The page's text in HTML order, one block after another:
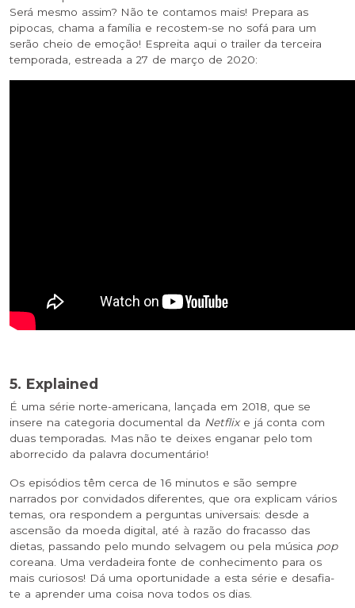
Será mesmo assim? Não te contamos mais! Prepara as
pipocas, chama a família e recostem-se no sofá para um
serão cheio de emoção! Espreita aqui o trailer da terceira
temporada, estreada a 27 de março de 2020:
5. Explained
É uma série norte-americana, lançada em 2018, que se
insere na categoria documental da Netflix e já conta com
duas temporadas.Mas não te deixes enganar pelo tom
aborrecido da palavra documentário!
Os episódios têm cerca de 16 minutos e são sempre
narrados por convidados diferentes, que ora explicam vários
temas, ora respondem a perguntas universais: desde a
ascensão da moeda digital, até à razão do fracasso das
dietas, passando pelo mundo selvagem ou pela música pop
coreana. Uma verdadeira fonte de conhecimento para os
mais curiosos! Dá uma oportunidade a esta série e desafia-
te a aprender uma coisa nova todos os dias.